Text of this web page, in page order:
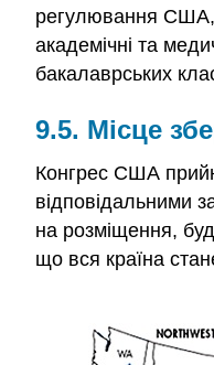
регулювання США,
академічні та
бакалаврських
9.5. Місце
Конгрес США
відповідальними
на розміщення,
що вся країна